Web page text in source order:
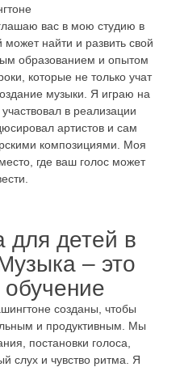
вас в мою студию в
найти и развить свой
образованием и опытом
которые не только учат
музыки. Я играю на
в реализации
артистов и сам
композициями. Моя
где ваш голос может
для детей в
– это
созданы, чтобы
и продуктивным. Мы
постановки голоса,
слух и чувство ритма. Я